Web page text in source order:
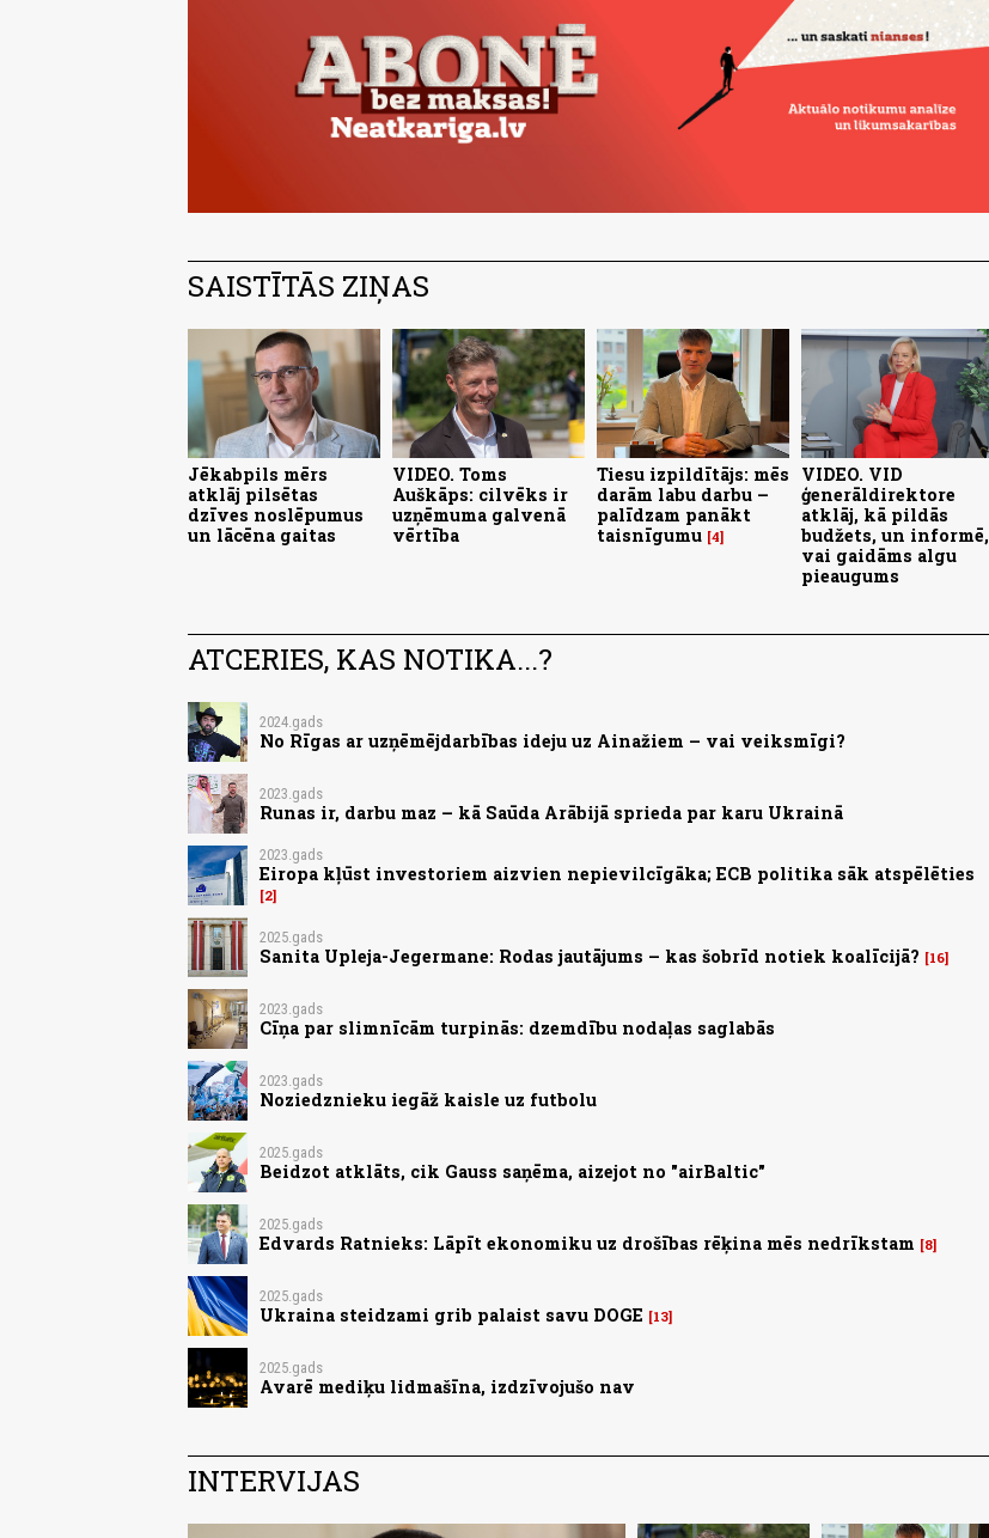
SAISTĪTĀS ZIŅAS
Jēkabpils mērs
atklāj pilsētas
dzīves noslēpumus
un lācēna gaitas
VIDEO. Toms
Auškāps: cilvēks ir
uzņēmuma galvenā
vērtība
Tiesu izpildītājs: mēs
darām labu darbu –
palīdzam panākt
taisnīgumu 4
VIDEO. VID
ģenerāldirektore
atklāj, kā pildās
budžets, un informē,
vai gaidāms algu
pieaugums
ATCERIES, KAS NOTIKA...?
2024.gads
No Rīgas ar uzņēmējdarbības ideju uz Ainažiem – vai veiksmīgi?
2023.gads
Runas ir, darbu maz – kā Saūda Arābijā sprieda par karu Ukrainā
2023.gads
Eiropa kļūst investoriem aizvien nepievilcīgāka; ECB politika sāk atspēlēties
2
2025.gads
Sanita Upleja-Jegermane: Rodas jautājums – kas šobrīd notiek koalīcijā? 16
2023.gads
Cīņa par slimnīcām turpinās: dzemdību nodaļas saglabās
2023.gads
Noziedznieku iegāž kaisle uz futbolu
2025.gads
Beidzot atklāts, cik Gauss saņēma, aizejot no "airBaltic"
2025.gads
Edvards Ratnieks: Lāpīt ekonomiku uz drošības rēķina mēs nedrīkstam 8
2025.gads
Ukraina steidzami grib palaist savu DOGE 13
2025.gads
Avarē mediķu lidmašīna, izdzīvojušo nav
INTERVIJAS